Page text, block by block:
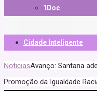
1Doc
Cidade Inteligente
NoticiasAvanço: Santana
Promoção da Igualdade